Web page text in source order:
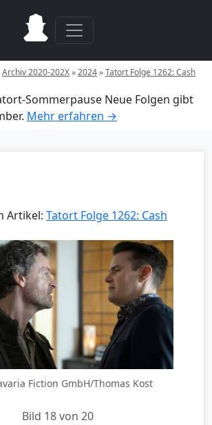
Archiv 2020-202X»2024»Tatort Folge 1262: Cash
Sommerpause Neue Folgen gibt
Mehr erfahren →
Artikel: Tatort Folge 1262: Cash
Fiction GmbH/Thomas Kost
Bild 18 von 20